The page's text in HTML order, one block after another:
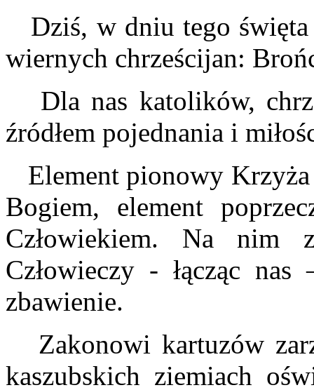
Dziś, w dniu tego święta
wiernych chrześcijan:
Dla nas katolików,
źródłem pojednania i
Element pionowy Krzyża
Bogiem, element
Człowiekiem. Na nim
Człowieczy - łącząc
zbawienie.
Zakonowi kartuzów
kaszubskich ziemiach